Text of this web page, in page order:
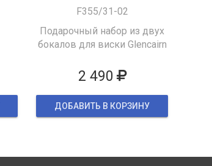
F355/31-02
Подарочный набор из двух
бокалов для виски Glencairn
2 490
ДОБАВИТЬ В КОРЗИНУ